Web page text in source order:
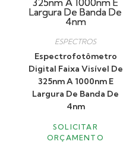
ESPECTROS
Espectrofotômetro
Digital Faixa Visível De
325nm A 1000nm E
Largura De Banda De
4nm
SOLICITAR
ORÇAMENTO